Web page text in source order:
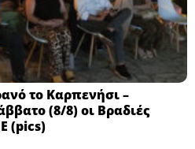
το Καρπενήσι –
(8/8) οι Βραδιές
(pics)